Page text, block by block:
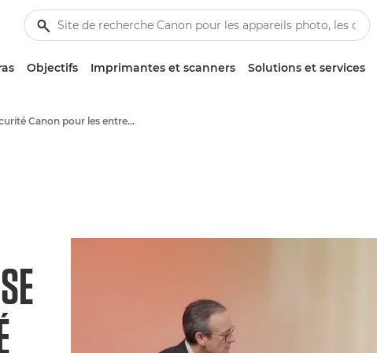
Objectifs Imprimantes et scanners Solutions et services
Sécurité Canon pour les entreprises